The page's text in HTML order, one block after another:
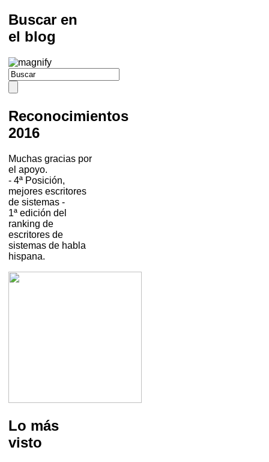
Buscar en
el blog
Reconocimientos
2016
Muchas gracias por
el apoyo.
- 4ª Posición,
mejores escritores
de sistemas -
1ª edición del
ranking de
escritores de
sistemas de habla
hispana.
Lo más
visto